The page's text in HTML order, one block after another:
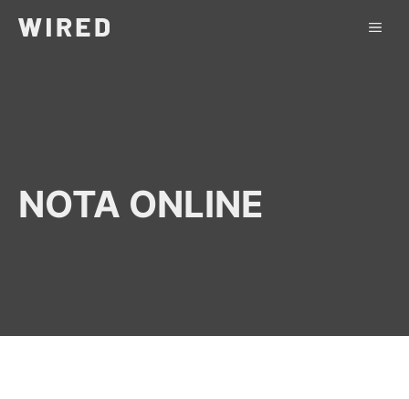
NOTA ONLINE